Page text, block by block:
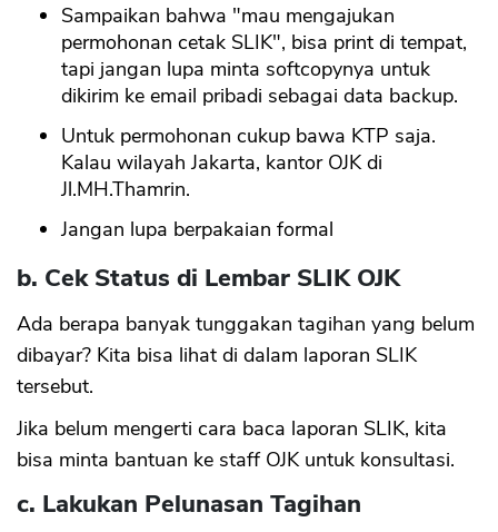
Sampaikan bahwa "mau mengajukan
permohonan cetak SLIK", bisa print di tempat,
tapi jangan lupa minta softcopynya untuk
dikirim ke email pribadi sebagai data backup.
Untuk permohonan cukup bawa KTP saja.
Kalau wilayah Jakarta, kantor OJK di
Jl.MH.Thamrin.
Jangan lupa berpakaian formal
b. Cek Status di Lembar SLIK OJK
Ada berapa banyak tunggakan tagihan yang belum
dibayar? Kita bisa lihat di dalam laporan SLIK
tersebut.
Jika belum mengerti cara baca laporan SLIK, kita
bisa minta bantuan ke staff OJK untuk konsultasi.
c. Lakukan Pelunasan Tagihan